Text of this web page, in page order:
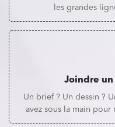
les grandes
Joindre
Un brief ? Un dessin ?
avez sous la main